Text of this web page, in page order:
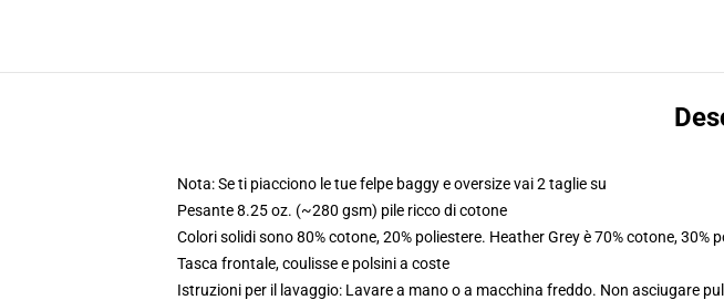
Nota: Se ti piacciono le tue felpe baggy e oversize vai 2 taglie su
Pesante 8.25 oz. (~280 gsm) pile ricco di cotone
Colori solidi sono 80% cotone, 20% poliestere. Heather Grey è 70% cotone, 30%
Tasca frontale, coulisse e polsini a coste
Istruzioni per il lavaggio: Lavare a mano o a macchina freddo. Non asciugare